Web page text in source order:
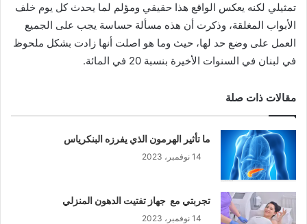
تمثيلي لكنه يعكس الواقع هذا حقيقي ومؤلم لما يحدث كل يوم خلف
الأبواب المغلقة، وذكرت أن هذه مسألة حساسة يجب على الجميع
العمل على وضع حد لها، حيث وما هو اصلت أنها زادت بشكل ملحوظ
في لبنان في السنوات الأخيرة بنسبة 20 في المائة.
مقالات ذات صلة
ما تأثير الهرمون الذي يفرزه البنكرياس
14 نوفمبر، 2023
تجربتي مع جهاز تفتيت الدهون المنزلي
14 نوفمبر، 2023